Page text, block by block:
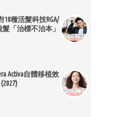
18種活髮科技RGA/
「治標不治本」
Activa自體移植效